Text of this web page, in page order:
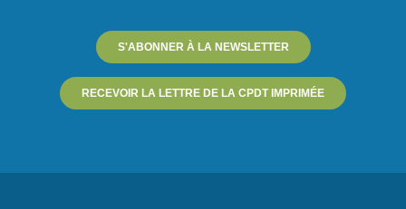
S'ABONNER À LA NEWSLETTER
RECEVOIR LA LETTRE DE LA CPDT IMPRIMÉE